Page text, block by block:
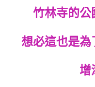
竹林寺的公
想必這也是為
增